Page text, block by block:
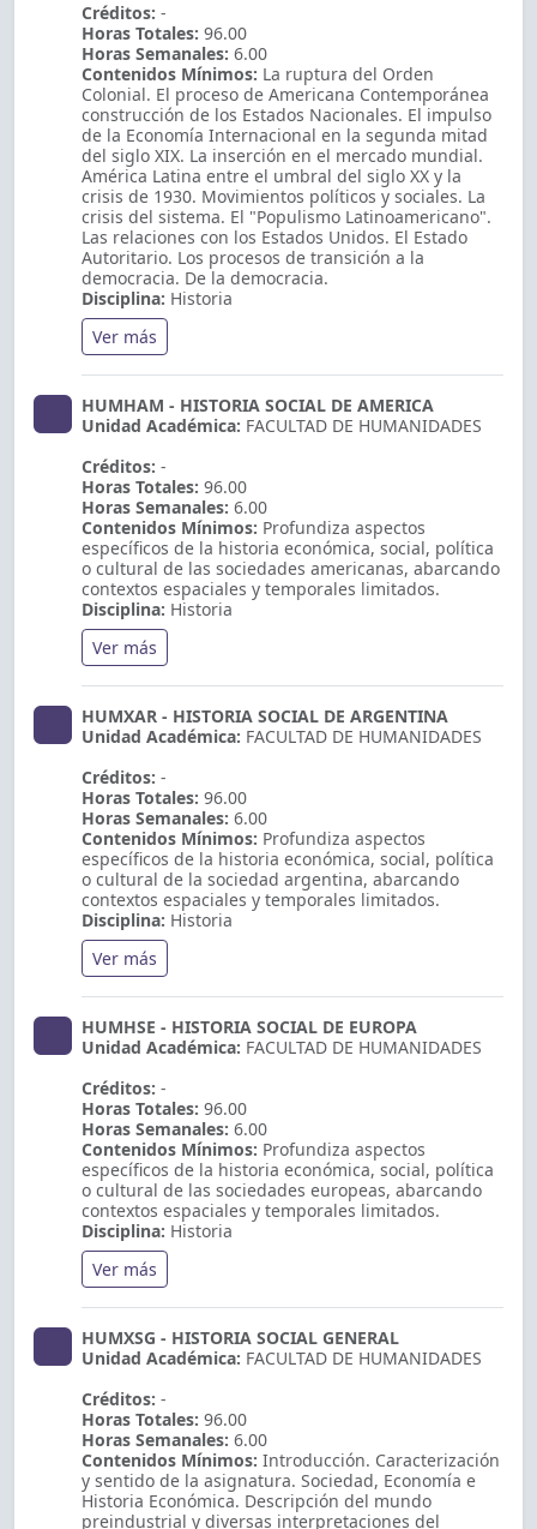
Créditos: -
Horas Totales: 96.00
Horas Semanales: 6.00
Contenidos Mínimos: La ruptura del Orden
Colonial. El proceso de Americana Contemporánea
construcción de los Estados Nacionales. El impulso
de la Economía Internacional en la segunda mitad
del siglo XIX. La inserción en el mercado mundial.
América Latina entre el umbral del siglo XX y la
crisis de 1930. Movimientos políticos y sociales. La
crisis del sistema. El "Populismo Latinoamericano".
Las relaciones con los Estados Unidos. El Estado
Autoritario. Los procesos de transición a la
democracia. De la democracia.
Disciplina: Historia
Ver más
HUMHAM - HISTORIA SOCIAL DE AMERICA
Unidad Académica: FACULTAD DE HUMANIDADES
Créditos: -
Horas Totales: 96.00
Horas Semanales: 6.00
Contenidos Mínimos: Profundiza aspectos
específicos de la historia económica, social, política
o cultural de las sociedades americanas, abarcando
contextos espaciales y temporales limitados.
Disciplina: Historia
Ver más
HUMXAR - HISTORIA SOCIAL DE ARGENTINA
Unidad Académica: FACULTAD DE HUMANIDADES
Créditos: -
Horas Totales: 96.00
Horas Semanales: 6.00
Contenidos Mínimos: Profundiza aspectos
específicos de la historia económica, social, política
o cultural de la sociedad argentina, abarcando
contextos espaciales y temporales limitados.
Disciplina: Historia
Ver más
HUMHSE - HISTORIA SOCIAL DE EUROPA
Unidad Académica: FACULTAD DE HUMANIDADES
Créditos: -
Horas Totales: 96.00
Horas Semanales: 6.00
Contenidos Mínimos: Profundiza aspectos
específicos de la historia económica, social, política
o cultural de las sociedades europeas, abarcando
contextos espaciales y temporales limitados.
Disciplina: Historia
Ver más
HUMXSG - HISTORIA SOCIAL GENERAL
Unidad Académica: FACULTAD DE HUMANIDADES
Créditos: -
Horas Totales: 96.00
Horas Semanales: 6.00
Contenidos Mínimos: Introducción. Caracterización
y sentido de la asignatura. Sociedad, Economía e
Historia Económica. Descripción del mundo
preindustrial y diversas interpretaciones del